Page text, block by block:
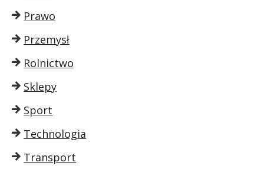
Prawo
Przemysł
Rolnictwo
Sklepy
Sport
Technologia
Transport